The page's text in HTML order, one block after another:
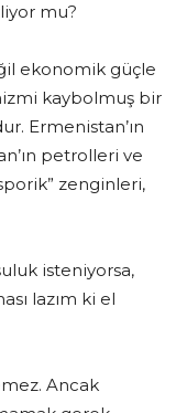
mu?
ekonomik güçle
kaybolmuş bir
Ermenistan’ın
petrolleri ve
zenginleri,
isteniyorsa,
lazım ki el
Ancak